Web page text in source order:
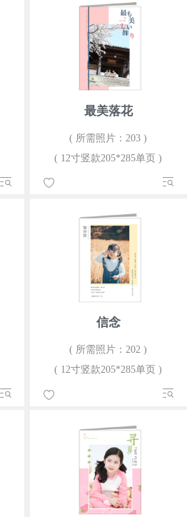
最美落花
( 所需照片：203 )
( 12寸竖款205*285单页 )
信念
( 所需照片：202 )
( 12寸竖款205*285单页 )